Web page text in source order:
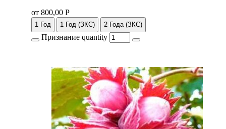
от800,00Р
1 Год 1 Год (ЗКС) 2 Года (ЗКС)
Признание quantity